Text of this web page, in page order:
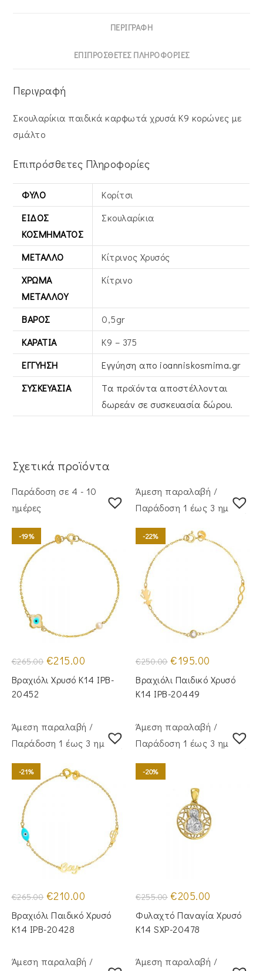
ΠΕΡΙΓΡΑΦΉ
ΕΠΙΠΡΌΣΘΕΤΕΣ ΠΛΗΡΟΦΟΡΊΕΣ
Περιγραφή
Σκουλαρίκια παιδικά καρφωτά χρυσά K9 κορώνες με
σμάλτο
Επιπρόσθετες Πληροφορίες
ΦΎΛΟ
Κορίτσι
ΕΊΔΟΣ
ΚΟΣΜΉΜΑΤΟΣ
Σκουλαρίκια
ΜΈΤΑΛΛΟ
Κίτρινος Xρυσός
ΧΡΏΜΑ
ΜΕΤΆΛΛΟΥ
Κίτρινο
ΒΆΡΟΣ
0,5gr
ΚΑΡΆΤΙΑ
Κ9 – 375
ΕΓΓΎΗΣΗ
Εγγύηση απο ioanniskosmima.gr
ΣΥΣΚΕΥΑΣΊΑ
Τα προϊόντα αποστέλλονται
δωρεάν σε συσκευασία δώρου.
Σχετικά προϊόντα
Παράδοση σε 4 - 10
ημέρες
-19%
€265.00 Original
price
was:
€265.00.
€215.00
τιμή
είναι:
Βραχιόλι Χρυσό Κ14 IPB-
20452
Άμεση παραλαβή /
Παράδoση 1 έως 3 ημέρες
-22%
€250.00 Original
price
was:
€250.00.
€195.00
τιμή
είναι:
Βραχιόλι Παιδικό Χρυσό
Κ14 IPB-20449
Άμεση παραλαβή /
Παράδoση 1 έως 3 ημέρες
-21%
€265.00 Original
price
was:
€265.00.
€210.00
τιμή
είναι:
Βραχιόλι Παιδικό Χρυσό
Κ14 IPB-20428
Άμεση παραλαβή /
Παράδoση 1 έως 3 ημέρες
-20%
€255.00 Original
price
was:
€255.00.
€205.00
τιμή
είναι:
Φυλαχτό Παναγία Χρυσό
Κ14 SXP-20478
Άμεση παραλαβή /
Άμεση παραλαβή /